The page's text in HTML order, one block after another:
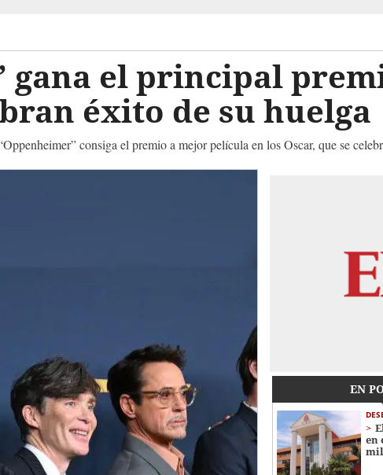
gana el principal
éxito de su huelga
consiga el premio a mejor película en los Oscar, que se
EN
en